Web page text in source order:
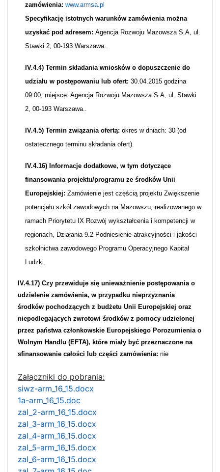
zamówienia: www.armsa.pl
Specyfikację istotnych warunków zamówienia można
uzyskać pod adresem: Agencja Rozwoju Mazowsza S.A, ul.
Stawki 2, 00-193 Warszawa..
IV.4.4) Termin składania wniosków o dopuszczenie do
udziału w postępowaniu lub ofert: 30.04.2015 godzina
09:00, miejsce: Agencja Rozwoju Mazowsza S.A, ul. Stawki
2, 00-193 Warszawa..
IV.4.5) Termin związania ofertą: okres w dniach: 30 (od
ostatecznego terminu składania ofert).
IV.4.16) Informacje dodatkowe, w tym dotyczące
finansowania projektu/programu ze środków Unii
Europejskiej: Zamówienie jest częścią projektu Zwiększenie
potencjału szkół zawodowych na Mazowszu, realizowanego w
ramach Priorytetu IX Rozwój wykształcenia i kompetencji w
regionach, Działania 9.2 Podniesienie atrakcyjności i jakości
szkolnictwa zawodowego Programu Operacyjnego Kapitał
Ludzki.
IV.4.17) Czy przewiduje się unieważnienie postępowania o
udzielenie zamówienia, w przypadku nieprzyznania
środków pochodzących z budżetu Unii Europejskiej oraz
niepodlegających zwrotowi środków z pomocy udzielonej
przez państwa członkowskie Europejskiego Porozumienia o
Wolnym Handlu (EFTA), które miały być przeznaczone na
sfinansowanie całości lub części zamówienia: nie
Załączniki do pobrania:
siwz-arm_16_15.docx
1a-arm_16_15.doc
zal_2-arm_16_15.docx
zal_3-arm_16_15.docx
zal_4-arm_16_15.docx
zal_5-arm_16_15.docx
zal_6-arm_16_15.docx